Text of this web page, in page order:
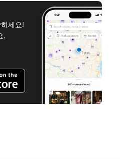
세요!
.